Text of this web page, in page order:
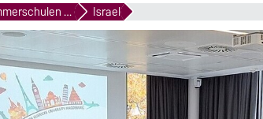
Sommerschulen an der OVGU Israel